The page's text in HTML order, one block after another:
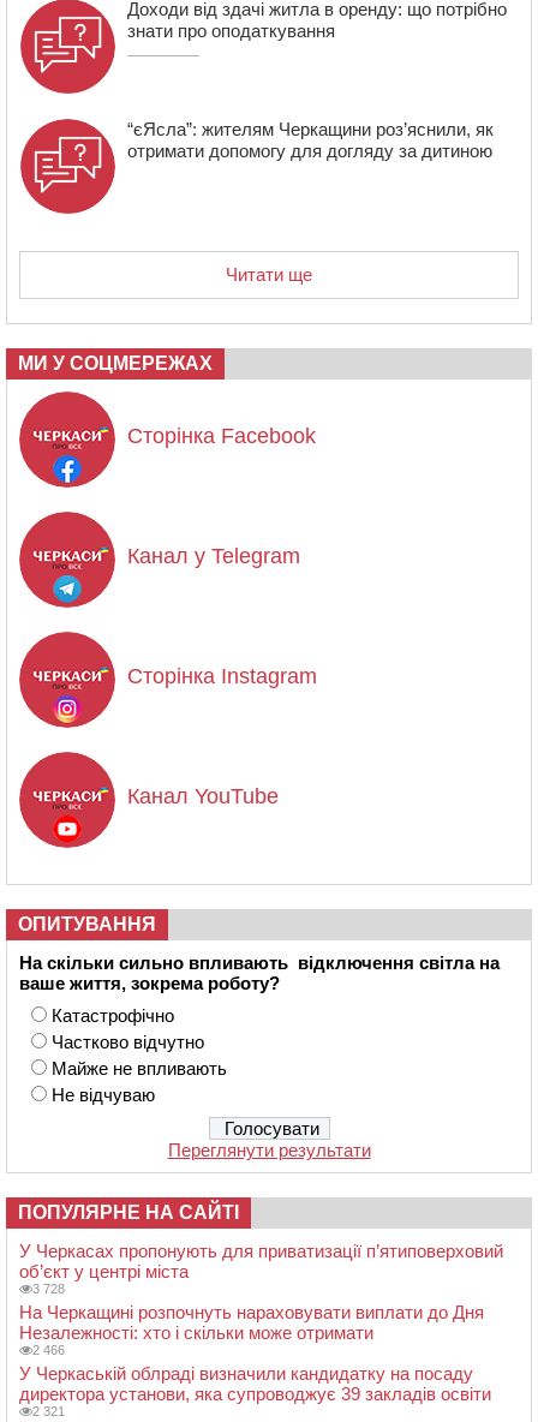
Доходи від здачі житла в оренду: що потрібно
знати про оподаткування
“єЯсла”: жителям Черкащини роз’яснили, як
отримати допомогу для догляду за дитиною
Читати ще
МИ У СОЦМЕРЕЖАХ
Сторінка Facebook
Канал у Telegram
Сторінка Instagram
Канал YouTube
ОПИТУВАННЯ
На скільки сильно впливають відключення світла на
ваше життя, зокрема роботу?
Катастрофічно
Частково відчутно
Майже не впливають
Не відчуваю
Переглянути результати
ПОПУЛЯРНЕ НА САЙТІ
У Черкасах пропонують для приватизації п’ятиповерховий
об’єкт у центрі міста
3 728
На Черкащині розпочнуть нараховувати виплати до Дня
Незалежності: хто і скільки може отримати
2 466
У Черкаській облраді визначили кандидатку на посаду
директора установи, яка супроводжує 39 закладів освіти
2 321